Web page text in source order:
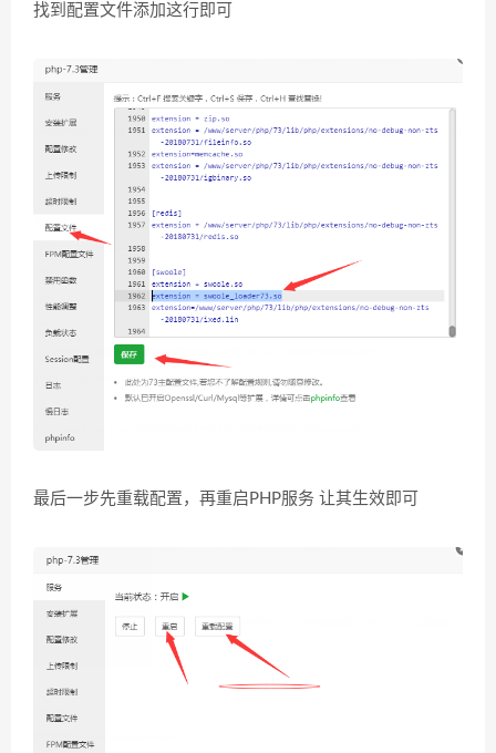
找到配置文件添加这行即可
最后一步先重载配置，再重启PHP服务 让其生效即可